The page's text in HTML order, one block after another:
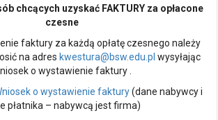
chcących uzyskać FAKTURY za opłacone
czesne
faktury za każdą opłatę czesnego należy
na adres kwestura@bsw.edu.pl wysyłając
o wystawienie faktury .
o wystawienie faktury(dane nabywcy i
płatnika – nabywcą jest firma)